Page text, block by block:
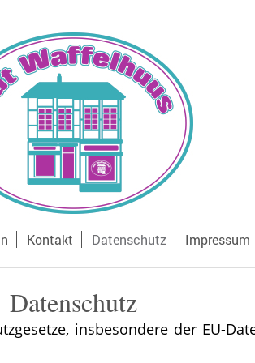
Kontakt Datenschutz Impressum
Datenschutz
insbesondere der EU-